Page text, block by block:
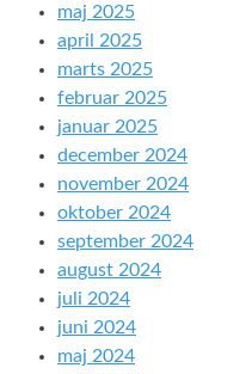
maj 2025
april 2025
marts 2025
februar 2025
januar 2025
december 2024
november 2024
oktober 2024
september 2024
august 2024
juli 2024
juni 2024
maj 2024